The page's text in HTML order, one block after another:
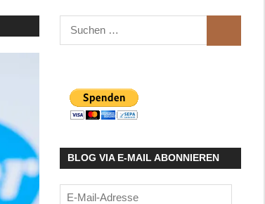
Suchen
nach:
BLOG VIA E-MAIL ABONNIEREN
E-